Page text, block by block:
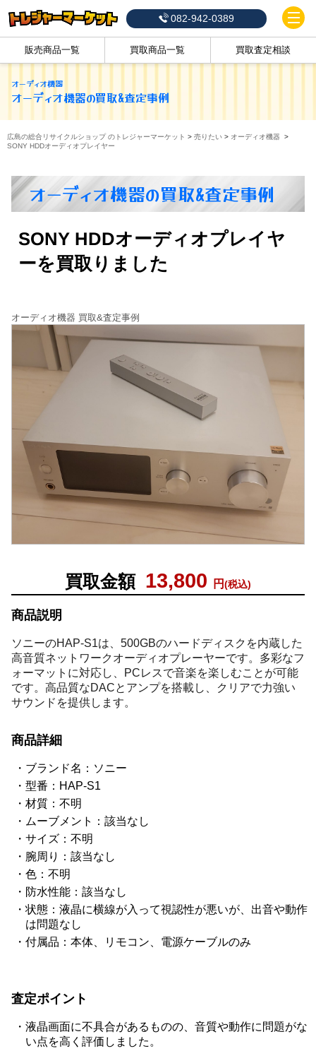
082-942-0389
販売商品一覧 買取商品一覧 買取査定相談
オーディオ機器
オーディオ機器の買取&査定事例
広島の総合リサイクルショップ のトレジャーマーケット > 売りたい > オーディオ機器
>
SONY HDDオーディオプレイヤー
オーディオ機器の買取&査定事例
SONY HDDオーディオプレイヤ
ーを買取りました
買取金額 13,800 円(税込)
商品説明
ソニーのHAP-S1は、500GBのハードディスクを内蔵した
高音質ネットワークオーディオプレーヤーです。多彩なフ
ォーマットに対応し、PCレスで音楽を楽しむことが可能
です。高品質なDACとアンプを搭載し、クリアで力強い
サウンドを提供します。
商品詳細
ブランド名：ソニー
型番：HAP-S1
材質：不明
ムーブメント：該当なし
サイズ：不明
腕周り：該当なし
色：不明
防水性能：該当なし
状態：液晶に横線が入って視認性が悪いが、出音や動作
は問題なし
付属品：本体、リモコン、電源ケーブルのみ
査定ポイント
液晶画面に不具合があるものの、音質や動作に問題がな
い点を高く評価しました。
オーディオ機器 買取&査定事例